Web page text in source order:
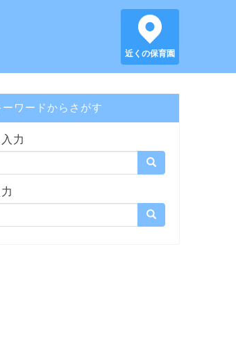
近くの保育園
ーワードからさがす
力